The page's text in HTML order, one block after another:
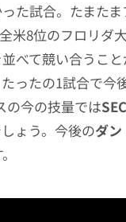
た試合。たまた
米8位のフロリダ
べて競い合うこ
ったの1試合で今
の今の技量ではSEC
ょう。今後のダ